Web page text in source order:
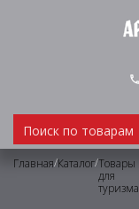
Главная/Каталог/Товары
для
туризма